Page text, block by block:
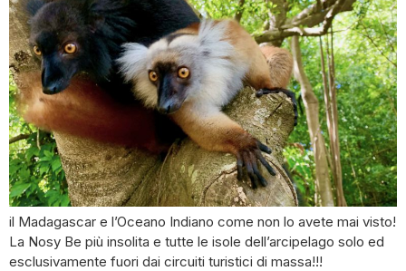
il Madagascar e l’Oceano Indiano come non lo avete mai visto!
La Nosy Be più insolita e tutte le isole dell’arcipelago solo ed
esclusivamente fuori dai circuiti turistici di massa!!!